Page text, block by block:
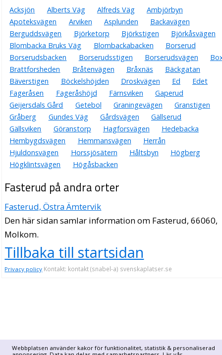
Webbplatsen använder kakor för funktionalitet, statistik & personaliserad
Acksjön Alberts Väg Alfreds Väg
Ambjörbyn
Apoteksvägen
Arviken Asplunden
Backavägen
Berguddsvägen
Björketorp Björkstigen
Björkåsvägen
Blombacka Bruks Väg
Blombackabacken
Borserud
Borserudsbacken
Borserudsstigen Borserudsvägen
Brattforsheden
Bråtenvägen Bråxnäs
Bäckgatan
Bäverstigen
Böckelshöjden Droskvägen Ed
Edet
Fageråsen
Fageråshöjd Färnsviken
Gaperud
Geijersdals Gård
Getebol Graningevägen
Granstigen
Gråberg
Gundes Väg Gårdsvägen
Gällserud
Gällsviken
Göranstorp Hagforsvägen
Hedebacka
Hembygdsvägen
Hemmansvägen
Herrån
Hjuldonsvägen
Horssjösätern Håltsbyn
Högberg
Högklintsvägen
Högåsbacken
Fasterud på andra orter
Fasterud, Östra Ämtervik
Den här sidan samlar information om Fasterud, 66060,
Molkom.
Tillbaka till startsidan
Privacy policy Kontakt: kontakt (snabel-a) svenskaplatser.se